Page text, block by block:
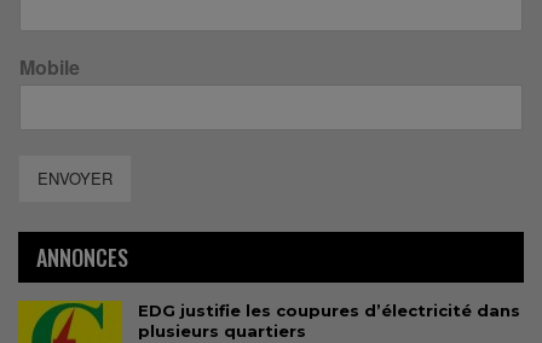
Mobile
ENVOYER
ANNONCES
EDG justifie les coupures d’électricité dans
plusieurs quartiers